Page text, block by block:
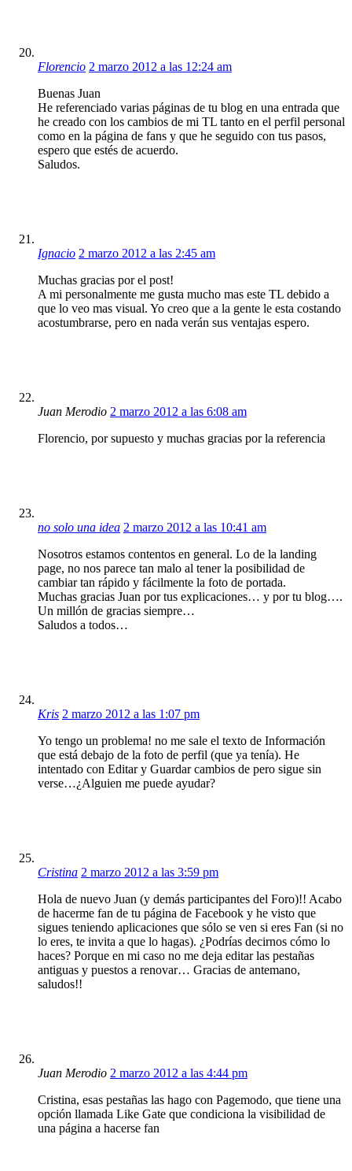
Florencio 2 marzo 2012 a las 12:24 am
Buenas Juan
He referenciado varias páginas de tu blog en una entrada que
he creado con los cambios de mi TL tanto en el perfil personal
como en la página de fans y que he seguido con tus pasos,
espero que estés de acuerdo.
Saludos.
Ignacio 2 marzo 2012 a las 2:45 am
Muchas gracias por el post!
A mi personalmente me gusta mucho mas este TL debido a
que lo veo mas visual. Yo creo que a la gente le esta costando
acostumbrarse, pero en nada verán sus ventajas espero.
Juan Merodio 2 marzo 2012 a las 6:08 am
Florencio, por supuesto y muchas gracias por la referencia
no solo una idea 2 marzo 2012 a las 10:41 am
Nosotros estamos contentos en general. Lo de la landing
page, no nos parece tan malo al tener la posibilidad de
cambiar tan rápido y fácilmente la foto de portada.
Muchas gracias Juan por tus explicaciones… y por tu blog….
Un millón de gracias siempre…
Saludos a todos…
Kris 2 marzo 2012 a las 1:07 pm
Yo tengo un problema! no me sale el texto de Información
que está debajo de la foto de perfil (que ya tenía). He
intentado con Editar y Guardar cambios de pero sigue sin
verse…¿Alguien me puede ayudar?
Cristina 2 marzo 2012 a las 3:59 pm
Hola de nuevo Juan (y demás participantes del Foro)!! Acabo
de hacerme fan de tu página de Facebook y he visto que
sigues teniendo aplicaciones que sólo se ven si eres Fan (si no
lo eres, te invita a que lo hagas). ¿Podrías decirnos cómo lo
haces? Porque en mi caso no me deja editar las pestañas
antiguas y puestos a renovar… Gracias de antemano,
saludos!!
Juan Merodio 2 marzo 2012 a las 4:44 pm
Cristina, esas pestañas las hago con Pagemodo, que tiene una
opción llamada Like Gate que condiciona la visibilidad de
una página a hacerse fan